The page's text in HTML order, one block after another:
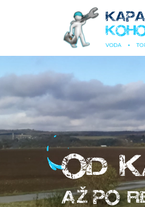
OD
AŽPO